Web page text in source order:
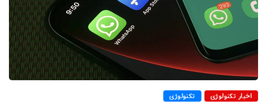
اخبار تکنولوژی تکنولوژی